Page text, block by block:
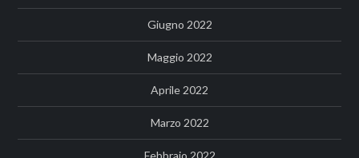
Giugno 2022
Maggio 2022
Aprile 2022
Marzo 2022